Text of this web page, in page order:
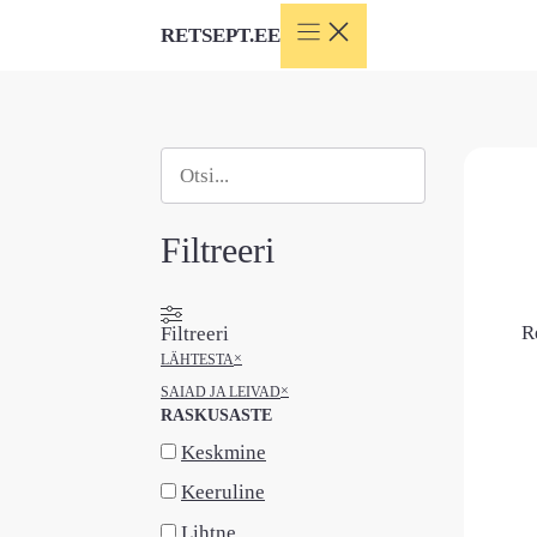
RETSEPT.EE
When autocomplete results are available
Filtreeri
Filtreeri
LÄHTESTA×
SAIAD JA LEIVAD×
RASKUSASTE
Keskmine
Keeruline
Lihtne